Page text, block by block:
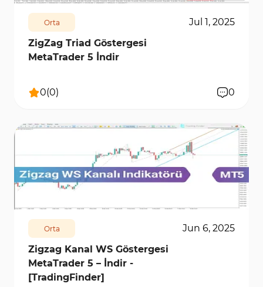
Orta
Jul 1, 2025
ZigZag Triad Göstergesi
MetaTrader 5 İndir
0(0) 0
5858
Orta
Jun 6, 2025
Zigzag Kanal WS Göstergesi
MetaTrader 5 – İndir -
[TradingFinder]